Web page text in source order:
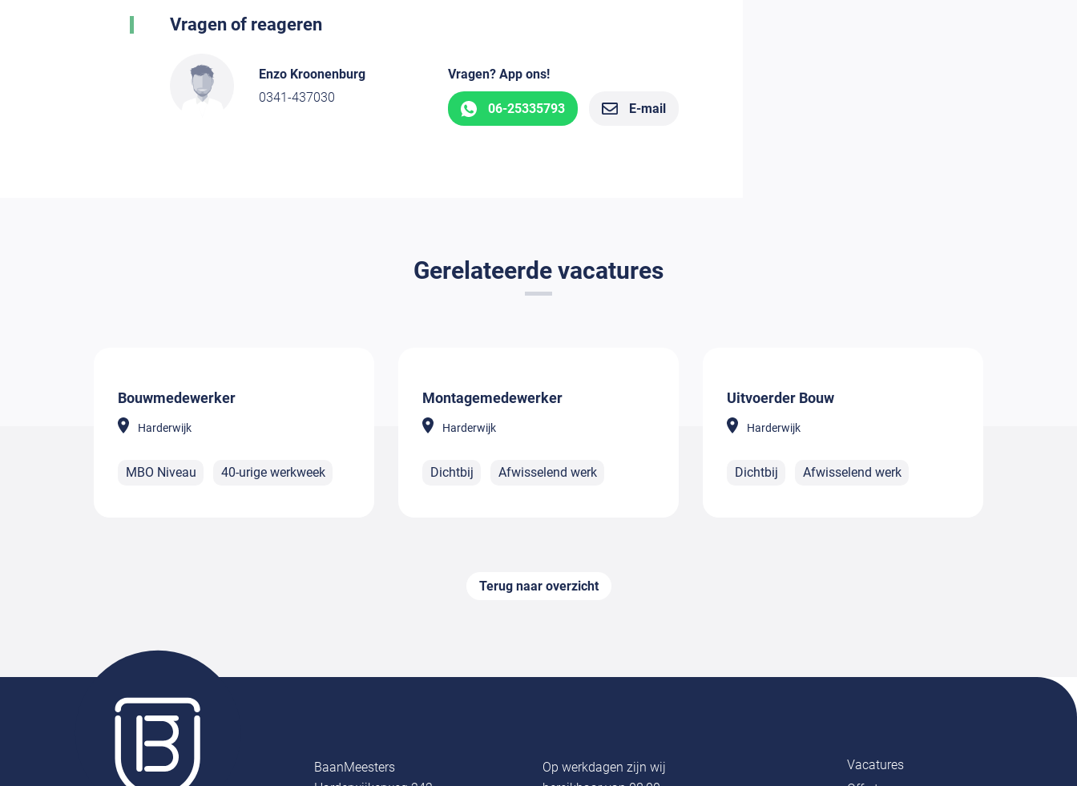
Vragen of reageren
Enzo Kroonenburg
0341-437030
Vragen? App ons!
06-25335793 E-mail
Gerelateerde vacatures
Bouwmedewerker
Harderwijk
MBO Niveau 40-urige werkweek
Montagemedewerker
Harderwijk
Dichtbij Afwisselend werk
Uitvoerder Bouw
Harderwijk
Dichtbij Afwisselend werk
Terug naar overzicht
BaanMeesters
Op werkdagen zijn wij
Vacatures